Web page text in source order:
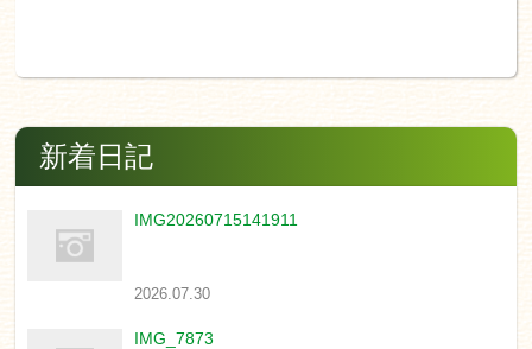
新着日記
IMG20260715141911
2026.07.30
IMG_7873